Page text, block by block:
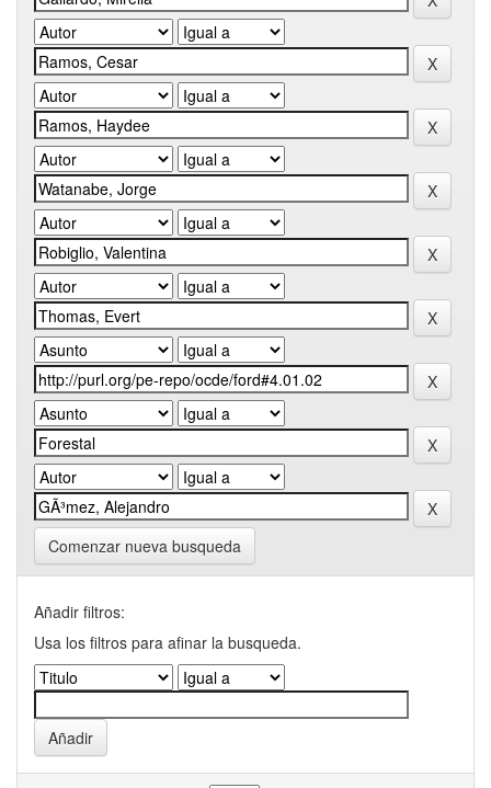
Comenzar nueva busqueda
Añadir filtros:
Usa los filtros para afinar la busqueda.